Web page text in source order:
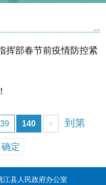
挥部春节前疫情防控紧
140 > 到第
确定
江县人民政府办公室